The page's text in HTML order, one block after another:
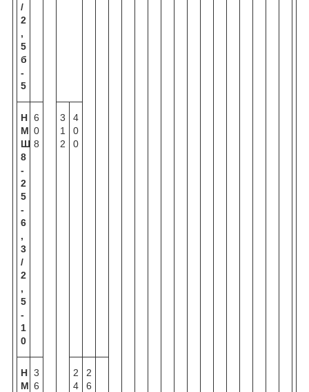
/
2
,
5
б
-
5
Н
М
Ш
8
-
2
5
-
6
,
3
/
2
,
5
-
1
0
6
0
8
3
1
2
4
0
0
Н
М
3
6
2
4
2
6